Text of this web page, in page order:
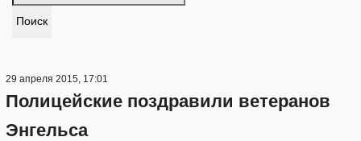
Поиск
29 апреля 2015, 17:01
Полицейские поздравили ветеранов
Энгельса